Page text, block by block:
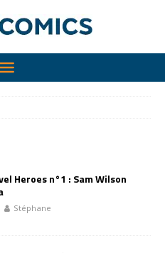
Heroes n°1 : Sam Wilson
Stéphane